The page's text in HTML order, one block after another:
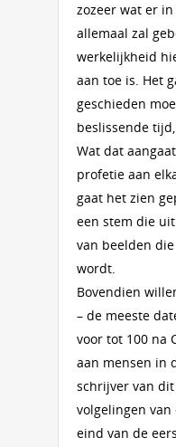
zozeer wat er
allemaal zal
werkelijkheid
aan toe is. Het
geschieden
beslissende
Wat dat
profetie aan
gaat het zien
een stem die
van beelden
wordt.
Bovendien
– de meeste
voor tot 100 na
aan mensen in
schrijver van
volgelingen
eind van de